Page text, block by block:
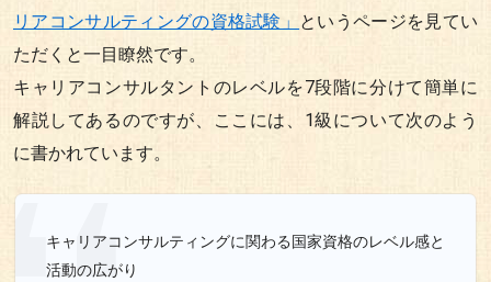
リアコンサルティングの資格試験」 というページを見てい
ただくと一目瞭然です。
キャリアコンサルタントのレベルを7段階に分けて簡単に
解説してあるのですが、ここには、1級について次のよう
に書かれています。
キャリアコンサルティングに関わる国家資格のレベル感と
活動の広がり